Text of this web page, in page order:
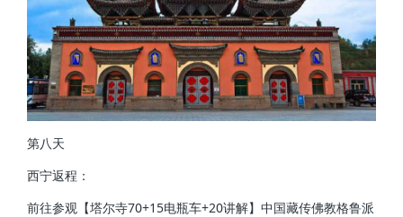
第八天
西宁返程：
前往参观【塔尔寺70+15电瓶车+20讲解】中国藏传佛教格鲁派